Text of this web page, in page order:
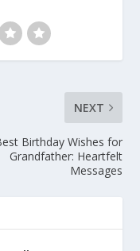
NEXT
Birthday Wishes for
Grandfather: Heartfelt
Messages